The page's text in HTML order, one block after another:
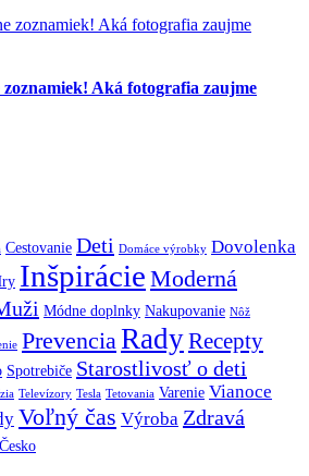
zoznamiek! Aká fotografia zaujme
Cestovanie Deti Domáce výrobky Dovolenka
Inšpirácie Moderná
Módne doplnky Nakupovanie Nôž
Prevencia RadyRecepty
Spotrebiče Starostlivosť o deti
Televízory Tesla Tetovania Varenie Vianoce
Voľný čas Výroba Zdravá
Česko